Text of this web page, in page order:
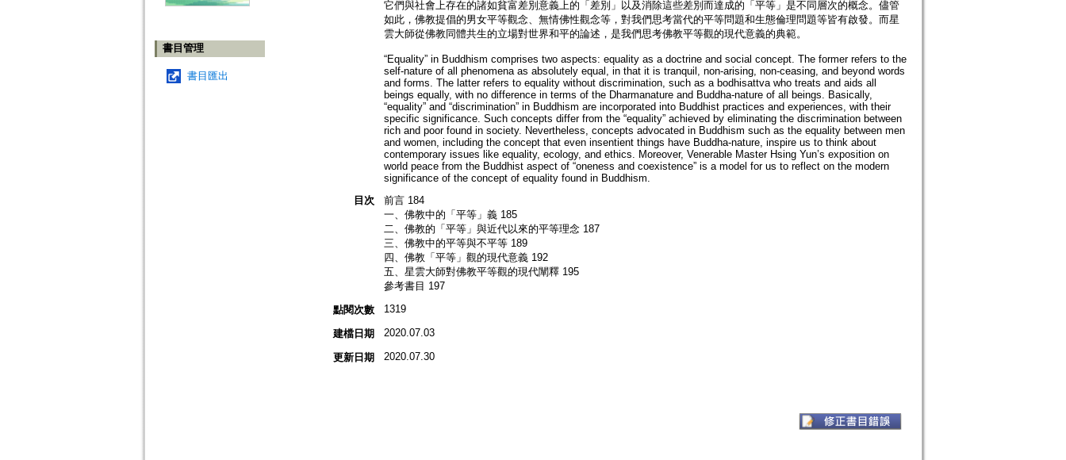
書目管理
書目匯出
它們與社會上存在的諸如貧富差別意義上的「差別」以及消除這些差別而達成的「平等」是不同層次的概念。儘管
如此，佛教提倡的男女平等觀念、無情佛性觀念等，對我們思考當代的平等問題和生態倫理問題等皆有啟發。而星
雲大師從佛教同體共生的立場對世界和平的論述，是我們思考佛教平等觀的現代意義的典範。
“Equality” in Buddhism comprises two aspects: equality as a doctrine and social concept. The former refers to the
self-nature of all phenomena as absolutely equal, in that it is tranquil, non-arising, non-ceasing, and beyond words
and forms. The latter refers to equality without discrimination, such as a bodhisattva who treats and aids all
beings equally, with no difference in terms of the Dharmanature and Buddha-nature of all beings. Basically,
“equality” and “discrimination” in Buddhism are incorporated into Buddhist practices and experiences, with their
specific significance. Such concepts differ from the “equality” achieved by eliminating the discrimination between
rich and poor found in society. Nevertheless, concepts advocated in Buddhism such as the equality between men
and women, including the concept that even insentient things have Buddha-nature, inspire us to think about
contemporary issues like equality, ecology, and ethics. Moreover, Venerable Master Hsing Yun’s exposition on
world peace from the Buddhist aspect of “oneness and coexistence” is a model for us to reflect on the modern
significance of the concept of equality found in Buddhism.
目次
前言 184
一、佛教中的「平等」義 185
二、佛教的「平等」與近代以來的平等理念 187
三、佛教中的平等與不平等 189
四、佛教「平等」觀的現代意義 192
五、星雲大師對佛教平等觀的現代闡釋 195
參考書目 197
點閱次數
1319
建檔日期 2020.07.03
更新日期 2020.07.30